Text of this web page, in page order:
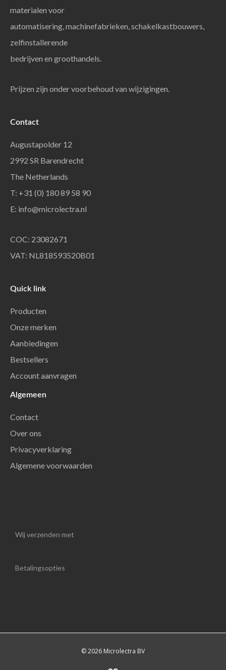
materialen voor
automatisering, machinefabrieken, schakelkastbouwers,
zelfinstallerende
bedrijven en groothandels.
Prijzen zijn onder voorbehoud van wijzigingen.
Contact
Augustapolder 12
2992 SR Barendrecht
The Netherlands
T: +31 (0) 180 89 58 90
E: info@microlectra.nl
COC: 23082671
VAT: NL818593520B01
Quick link
Producten
Onze merken
Aanbiedingen
Bestsellers
Account aanvragen
Algemeen
Contact
Over ons
Privacyverklaring
Algemene voorwaarden
Wij verzenden met
Betalingsopties
© 2026 Microlectra BV